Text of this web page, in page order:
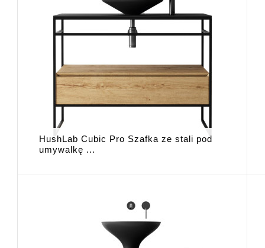
HushLab Cubic Pro Szafka ze stali pod
umywalkę ...